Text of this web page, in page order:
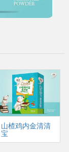
山楂鸡内金清清
宝